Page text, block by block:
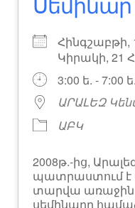
Սեմինար
Հինգշաբթի,
Կիրակի, 21
3:00 ե. - 7:00 ե.
ԱՐԱԼԵԶ
ԱԲԿ
2008թ.-ից,
պատրաստում է
տարվա
սեմինարը